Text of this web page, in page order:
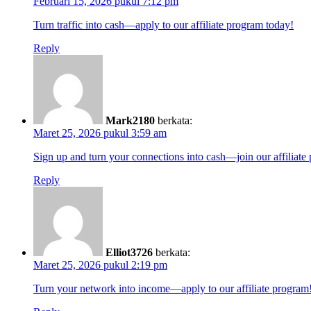
Turn traffic into cash—apply to our affiliate program today!
Reply
Mark2180 berkata:
Maret 25, 2026 pukul 3:59 am
Sign up and turn your connections into cash—join our affiliate
Reply
Elliot3726 berkata:
Maret 25, 2026 pukul 2:19 pm
Turn your network into income—apply to our affiliate program!